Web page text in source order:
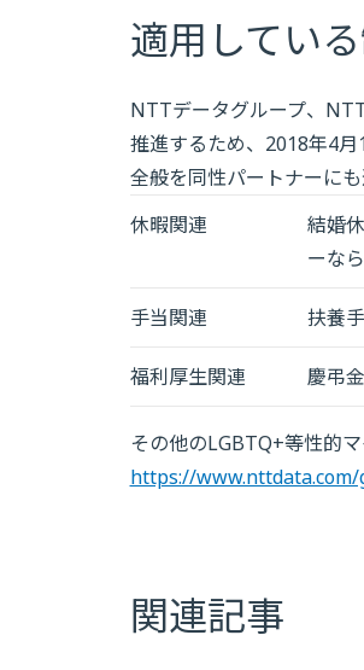
適用してい
NTTデータグループ、
推進するため、2018年4
全般を同性パートナーにも
休暇関連
結婚
ーな
手当関連 扶養
福利厚生関連 慶弔
その他のLGBTQ+等性的
https://
関連記事